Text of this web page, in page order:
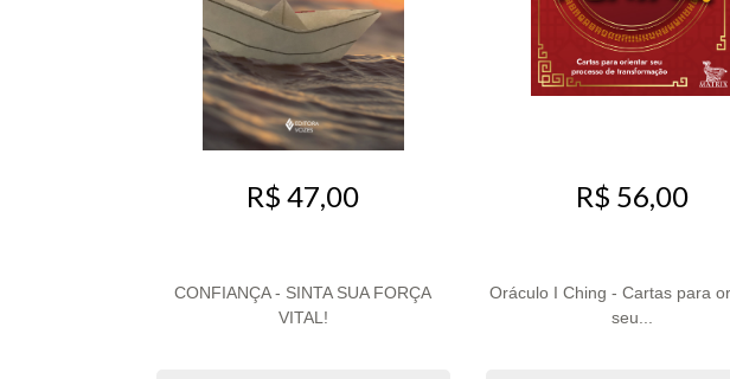
R$ 47,00
CONFIANÇA - SINTA SUA FORÇA
VITAL!
R$ 56,00
Oráculo I Ching - Cartas para
seu...